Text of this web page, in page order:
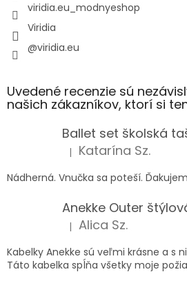
viridia.eu_modnyeshop
Viridia
@viridia.eu
Uvedené recenzie sú
našich zákazníkov, ktorí si
Hodnotenie produktu je 5
| Katarína Sz.
Nádherná. Vnučka sa poteší. Ďakujem
Anekke Outer
Hodnotenie produktu je 5
| Alica Sz.
Kabelky Anekke sú veľmi krásne a s
Táto kabelka spĺňa všetky moje